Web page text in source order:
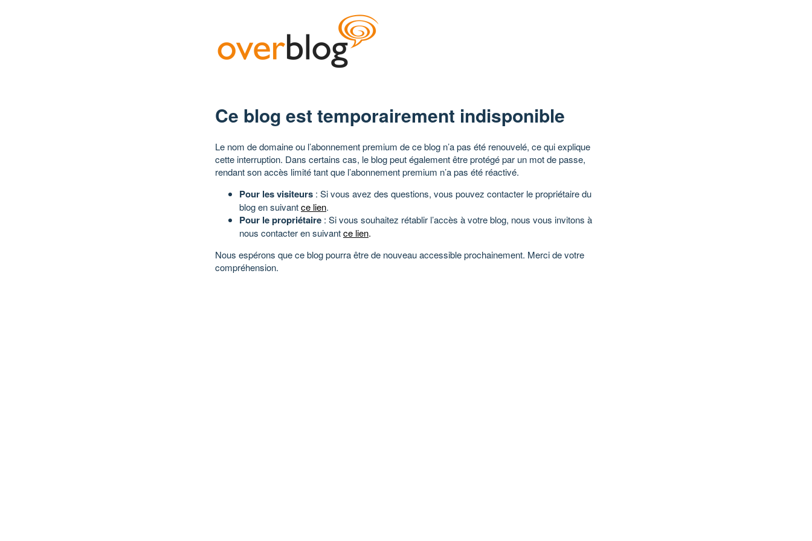
Ce blog est temporairement indisponible
Le nom de domaine ou l’abonnement premium de ce blog n’a pas été renouvelé, ce qui explique
cette interruption. Dans certains cas, le blog peut également être protégé par un mot de passe,
rendant son accès limité tant que l’abonnement premium n’a pas été réactivé.
Pour les visiteurs : Si vous avez des questions, vous pouvez contacter le propriétaire du
blog en suivantce lien.
Pour le propriétaire : Si vous souhaitez rétablir l’accès à votre blog, nous vous invitons à
nous contacter en suivantce lien.
Nous espérons que ce blog pourra être de nouveau accessible prochainement. Merci de votre
compréhension.